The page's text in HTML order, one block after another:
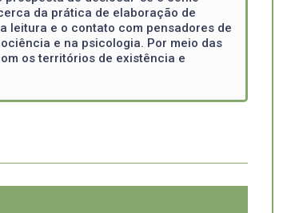
da prática de elaboração de
leitura e o contato com pensadores de
e na psicologia. Por meio das
os territórios de existência e